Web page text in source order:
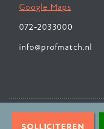
SOLLICITEREN
Google Maps
072-2033000
info@profmatch.nl
© 2026 ProfMatch •
Privacyverklaring